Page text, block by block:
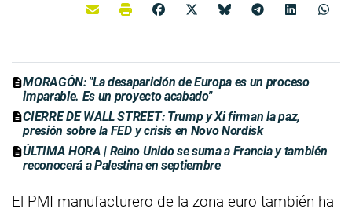
MORAGÓN: "La desaparición de Europa es un proceso
imparable. Es un proyecto acabado"
CIERRE DE WALL STREET: Trump y Xi firman la paz,
presión sobre la FED y crisis en Novo Nordisk
ÚLTIMA HORA | Reino Unido se suma a Francia y también
reconocerá a Palestina en septiembre
El PMI manufacturero de la zona euro también ha